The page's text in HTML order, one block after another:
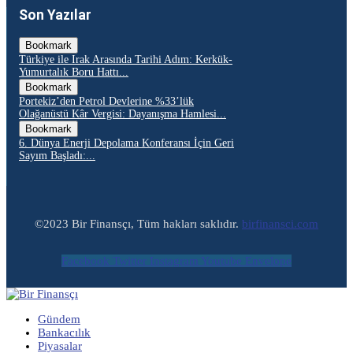
Son Yazılar
Bookmark
Türkiye ile Irak Arasında Tarihi Adım: Kerkük-
Yumurtalık Boru Hattı...
Bookmark
Portekiz’den Petrol Devlerine %33’lük
Olağanüstü Kâr Vergisi: Dayanışma Hamlesi...
Bookmark
6. Dünya Enerji Depolama Konferansı İçin Geri
Sayım Başladı:...
©2023 Bir Finansçı, Tüm hakları saklıdır. birfinansci.com
Facebook Twitter Instagram Youtube Envelope
Gündem
Bankacılık
Piyasalar